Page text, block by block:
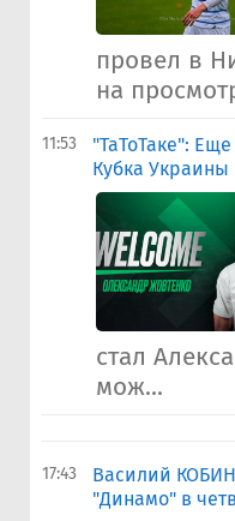
провел в
на
11:53
"ТаТоТаке":
Кубка
стал
мож...
17:43
Василий
"Динамо" в